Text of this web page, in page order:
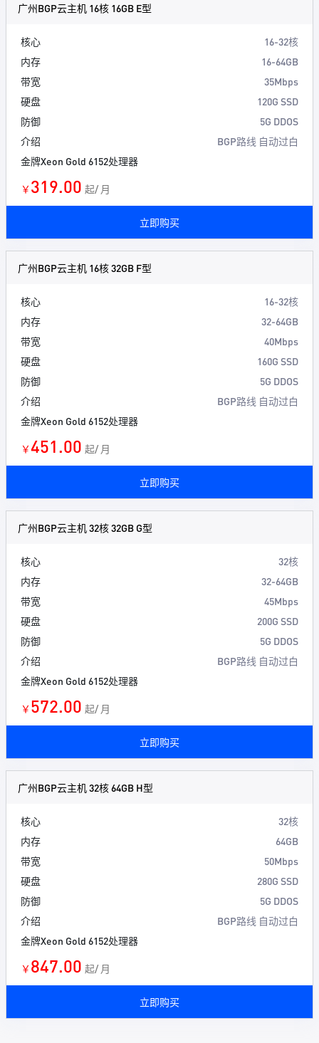
广州BGP云主机 16核 16GB E型
核心
16-32核
内存
16-64GB
带宽
35Mbps
硬盘
120G SSD
防御
5G DDOS
介绍
BGP路线 自动过白
金牌Xeon Gold 6152处理器
￥ 319.00 起/ 月
立即购买
广州BGP云主机 16核 32GB F型
核心
16-32核
内存
32-64GB
带宽
40Mbps
硬盘
160G SSD
防御
5G DDOS
介绍
BGP路线 自动过白
金牌Xeon Gold 6152处理器
￥451.00 起/ 月
立即购买
广州BGP云主机 32核 32GB G型
核心
32核
内存
32-64GB
带宽
45Mbps
硬盘
200G SSD
防御
5G DDOS
介绍
BGP路线 自动过白
金牌Xeon Gold 6152处理器
￥ 572.00 起/ 月
立即购买
广州BGP云主机 32核 64GB H型
核心
32核
内存
64GB
带宽
50Mbps
硬盘
280G SSD
防御
5G DDOS
介绍
BGP路线 自动过白
金牌Xeon Gold 6152处理器
￥ 847.00 起/ 月
立即购买